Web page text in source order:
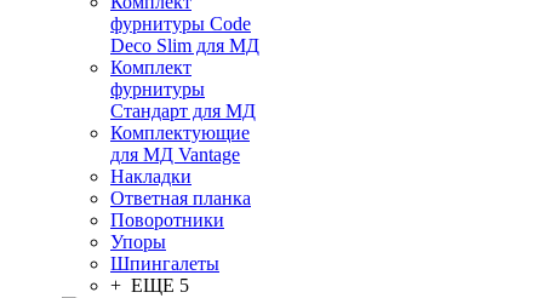
фурнитуры Code
Deco Slim для МД
Комплект
фурнитуры
Стандарт для МД
Комплектующие
для МД Vantage
Накладки
Ответная планка
Поворотники
Упоры
Шпингалеты
+ ЕЩЕ 5